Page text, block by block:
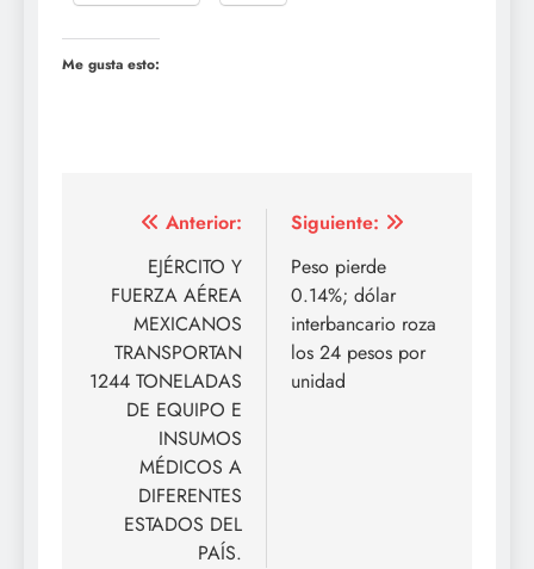
Me gusta esto:
Navegación
entradas
Anterior:
EJÉRCITO Y
FUERZA AÉREA
MEXICANOS
TRANSPORTAN
1244 TONELADAS
DE EQUIPO E
INSUMOS
MÉDICOS A
DIFERENTES
ESTADOS DEL
PAÍS.
Siguiente:
Peso pierde
0.14%; dólar
interbancario roza
los 24 pesos por
unidad